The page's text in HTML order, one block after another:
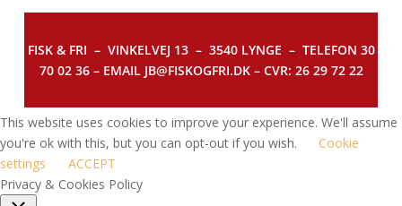
FISK & FRI – VINKELVEJ 13 – 3540 LYNGE – TELEFON 30
70 02 36 – EMAIL JB@FISKOGFRI.DK – CVR: 26 29 72 22
This website uses cookies to improve your experience. We'll assume
you're ok with this, but you can opt-out if you wish.
Cookie
settings
ACCEPT
Privacy & Cookies Policy